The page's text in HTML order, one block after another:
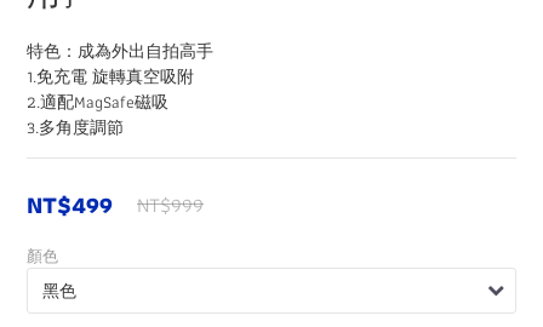
特色：成為外出自拍高手
1.免充電 旋轉真空吸附
2.適配MagSafe磁吸
3.多角度調節
NT$499 NT$999
顏色